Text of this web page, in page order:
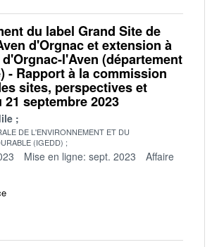
du label Grand Site de
d'Orgnac et extension à
l'Aven (département
- Rapport à la commission
sites, perspectives et
septembre 2023
DE L'ENVIRONNEMENT ET DU
(IGEDD)
Mise en ligne: sept. 2023
Affaire